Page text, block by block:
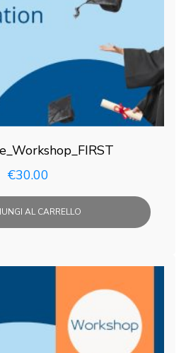
€30.00
AL CARRELLO